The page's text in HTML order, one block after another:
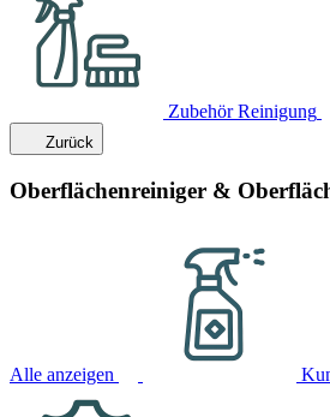
Zubehör Reinigung
Zurück
Oberflächenreiniger &
Alle anzeigen